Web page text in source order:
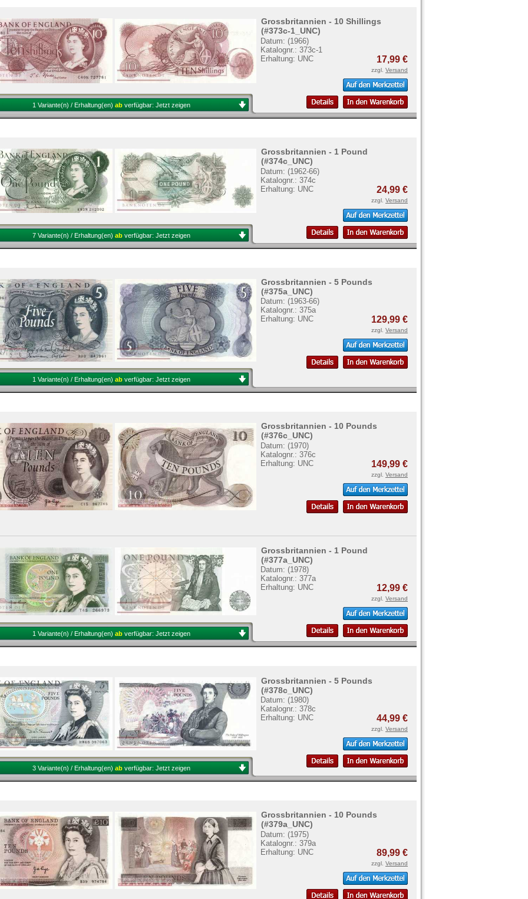
Grossbritannien - 10 Shillings
(#373c-1_UNC)
Datum: (1966)
Katalognr.: 373c-1
Erhaltung: UNC
17,99 €
zzgl. Versand
1 Variante(n) / Erhaltung(en) ab verfügbar: Jetzt zeigen
Grossbritannien - 1 Pound
(#374c_UNC)
Datum: (1962-66)
Katalognr.: 374c
Erhaltung: UNC
24,99 €
zzgl. Versand
7 Variante(n) / Erhaltung(en) ab verfügbar: Jetzt zeigen
Grossbritannien - 5 Pounds
(#375a_UNC)
Datum: (1963-66)
Katalognr.: 375a
Erhaltung: UNC
129,99 €
zzgl. Versand
1 Variante(n) / Erhaltung(en) ab verfügbar: Jetzt zeigen
Grossbritannien - 10 Pounds
(#376c_UNC)
Datum: (1970)
Katalognr.: 376c
Erhaltung: UNC
149,99 €
zzgl. Versand
Grossbritannien - 1 Pound
(#377a_UNC)
Datum: (1978)
Katalognr.: 377a
Erhaltung: UNC
12,99 €
zzgl. Versand
1 Variante(n) / Erhaltung(en) ab verfügbar: Jetzt zeigen
Grossbritannien - 5 Pounds
(#378c_UNC)
Datum: (1980)
Katalognr.: 378c
Erhaltung: UNC
44,99 €
zzgl. Versand
3 Variante(n) / Erhaltung(en) ab verfügbar: Jetzt zeigen
Grossbritannien - 10 Pounds
(#379a_UNC)
Datum: (1975)
Katalognr.: 379a
Erhaltung: UNC
89,99 €
zzgl. Versand